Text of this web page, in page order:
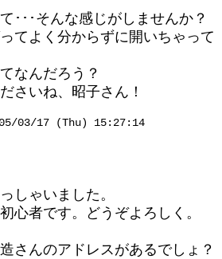
･･･そんな感じがしませんか？
てよく分からずに開いちゃって
なんだろう？
さいね、昭子さん！
03/17 (Thu) 15:27:14
しゃいました。
心者です。どうぞよろしく。
さんのアドレスがあるでしょ？